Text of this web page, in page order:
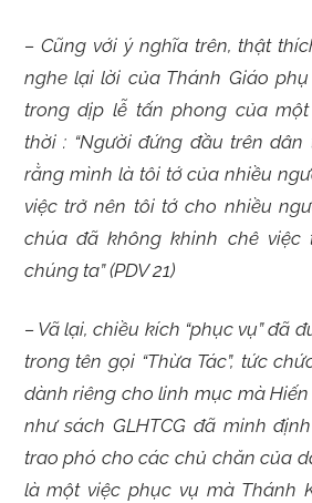
– Cũng với ý nghĩa trên, thật
nghe lại lời của Thánh Giáo
trong dịp lễ tấn phong của
thời : “Người đứng đầu trên
rằng mình là tôi tớ của nhiều
việc trở nên tôi tớ cho nhiều
chúa đã không khinh chê
chúng ta” (PDV 21)
– Vã lại, chiều kích “phục vụ” đã
trong tên gọi “Thừa Tác”, tức
dành riêng cho linh mục mà
như sách GLHTCG đã minh
trao phó cho các chủ chăn của
là một việc phục vụ mà Thánh